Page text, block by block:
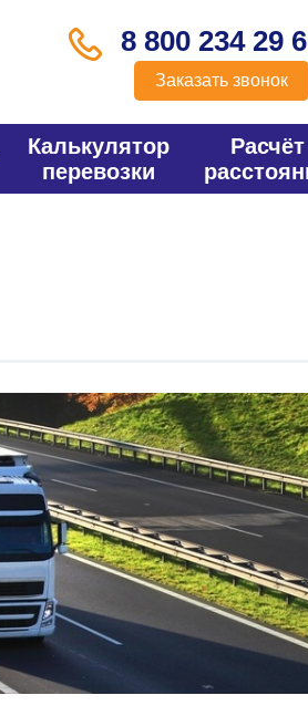
8 800 234 29
Заказать звонок
Калькулятор
перевозки
Расчёт